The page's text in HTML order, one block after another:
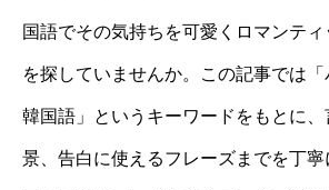
国語でその気持ちを可愛くロマンテ
を探していませんか。この記事では
韓国語」というキーワードをもとに
景、告白に使えるフレーズまでを丁